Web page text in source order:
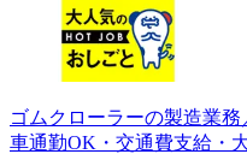
ゴムクローラーの製造業
車通勤OK・交通費支給・